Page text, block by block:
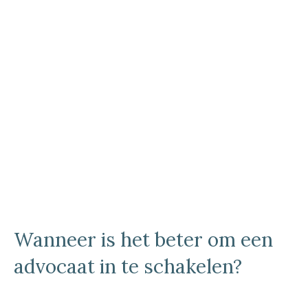
Wanneer is het beter om een
advocaat in te schakelen?